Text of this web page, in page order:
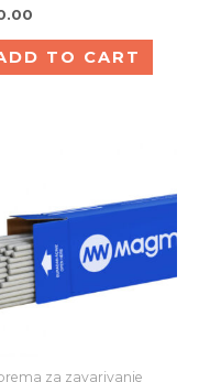
TO CART
za zavarivanje